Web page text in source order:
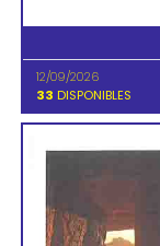
12/09/2026
33 DISPONIBLES